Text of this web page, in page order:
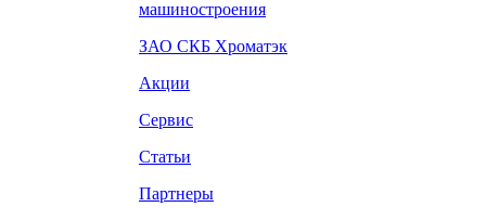
машиностроения
ЗАО СКБ Хроматэк
Акции
Сервис
Статьи
Партнеры